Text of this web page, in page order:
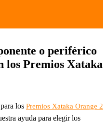
o periférico
los Premios Xataka
los Premios Xataka Orange 2
ayuda para elegir los